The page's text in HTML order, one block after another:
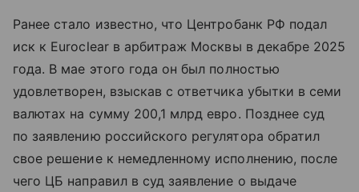
Ранее стало известно, что Центробанк РФ подал
иск к Euroclear в арбитраж Москвы в декабре 2025
года. В мае этого года он был полностью
удовлетворен, взыскав с ответчика убытки в семи
валютах на сумму 200,1 млрд евро. Позднее суд
по заявлению российского регулятора обратил
свое решение к немедленному исполнению, после
чего ЦБ направил в суд заявление о выдаче